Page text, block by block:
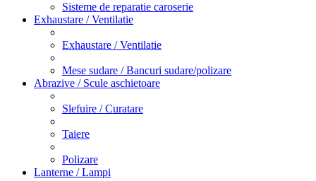
Sisteme de reparatie caroserie
Exhaustare / Ventilatie
Exhaustare / Ventilatie
Mese sudare / Bancuri sudare/polizare
Abrazive / Scule aschietoare
Slefuire / Curatare
Taiere
Polizare
Lanterne / Lampi